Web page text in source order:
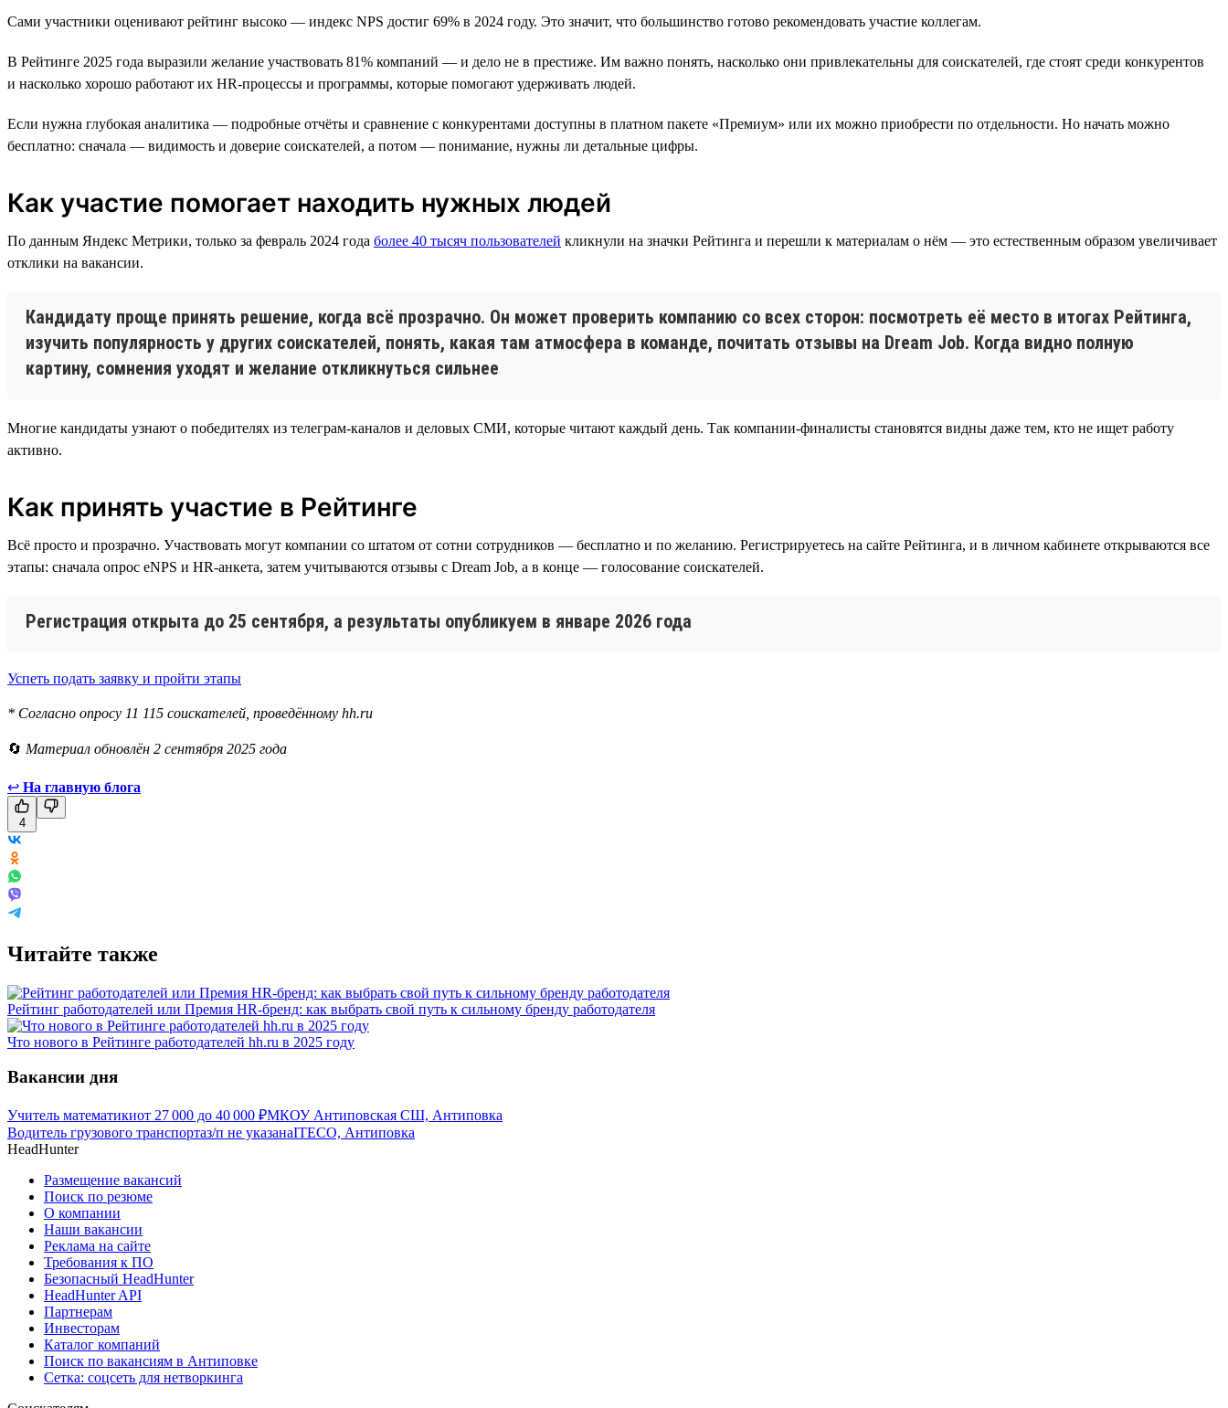
Сами участники оценивают рейтинг высоко — индекс NPS достиг 69% в 2024 году. Это значит, что большинство готово рекомендовать участие коллегам.
В Рейтинге 2025 года выразили желание участвовать 81% компаний — и дело не в престиже. Им важно понять, насколько они привлекательны для соискателей, где стоят среди конкурентов
и насколько хорошо работают их HR-процессы и программы, которые помогают удерживать людей.
Если нужна глубокая аналитика — подробные отчёты и сравнение с конкурентами доступны в платном пакете «Премиум» или их можно приобрести по отдельности. Но начать можно
бесплатно: сначала — видимость и доверие соискателей, а потом — понимание, нужны ли детальные цифры.
Как участие помогает находить нужных людей
По данным Яндекс Метрики, только за февраль 2024 года более 40 тысяч пользователей кликнули на значки Рейтинга и перешли к материалам о нём — это естественным образом увеличивает
отклики на вакансии.
Кандидату проще принять решение, когда всё прозрачно. Он может проверить компанию со всех сторон: посмотреть её место в итогах Рейтинга,
изучить популярность у других соискателей, понять, какая там атмосфера в команде, почитать отзывы на Dream Job. Когда видно полную
картину, сомнения уходят и желание откликнуться сильнее
Многие кандидаты узнают о победителях из телеграм-каналов и деловых СМИ, которые читают каждый день. Так компании-финалисты становятся видны даже тем, кто не ищет работу
активно.
Как принять участие в Рейтинге
Всё просто и прозрачно. Участвовать могут компании со штатом от сотни сотрудников — бесплатно и по желанию. Регистрируетесь на сайте Рейтинга, и в личном кабинете открываются все
этапы: сначала опрос eNPS и HR-анкета, затем учитываются отзывы с Dream Job, а в конце — голосование соискателей.
Регистрация открыта до 25 сентября, а результаты опубликуем в январе 2026 года
Успеть подать заявку и пройти этапы
* Согласно опросу 11 115 соискателей, проведённому hh.ru
🔄 Материал обновлён 2 сентября 2025 года
↩ На главную блога
4
Читайте также
Рейтинг работодателей или Премия HR-бренд: как выбрать свой путь к сильному бренду работодателя
Что нового в Рейтинге работодателей hh.ru в 2025 году
Вакансии дня
Учитель математикиот 27 000 до 40 000 ₽МКОУ Антиповская СШ, Антиповка
Водитель грузового транспортаз/п не указанаITECO, Антиповка
HeadHunter
Размещение вакансий
Поиск по резюме
О компании
Наши вакансии
Реклама на сайте
Требования к ПО
Безопасный HeadHunter
HeadHunter API
Партнерам
Инвесторам
Каталог компаний
Поиск по вакансиям в Антиповке
Сетка: соцсеть для нетворкинга